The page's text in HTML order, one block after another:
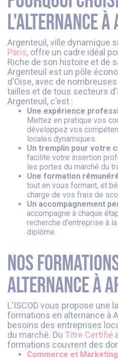
l'alternance à
Argenteuil, ville dynamique
Paris, offre un cadre idéal
Riche de son histoire et de
Argenteuil est un pôle
d'Oise, avec de
tailles et de tous secteurs
Argenteuil, c'est :
Une expérience
Mettez en pratique vos
développez vos
locales dynamiques.
Un tremplin pour votre
facilite votre insertion
les portes du marché du
Une formation
tout en vous formant, et
charge de vos frais de
Un accompagnement
accompagne à chaque
recherche d'entreprise à
diplôme.
Nos
alternance à
L'ISCOD vous propose une
formations en alternance à
besoins des entreprises
du marché. Du Titre Certifié
formations couvrent des
Commerce et Marketing